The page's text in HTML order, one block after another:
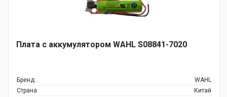
Плата с аккумулятором WAHL S08841-7020
Бренд
WAHL
Страна
Китай